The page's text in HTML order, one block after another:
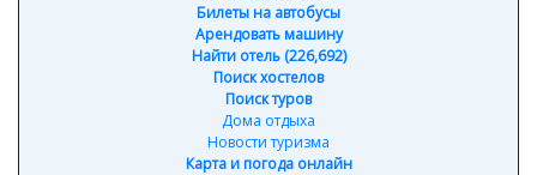
Билеты на автобусы
Арендовать машину
Найти отель (226,692)
Поиск хостелов
Поиск туров
Дома отдыха
Новости туризма
Карта и погода онлайн